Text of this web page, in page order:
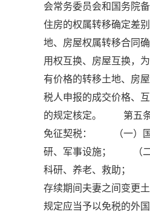
会常务委员会和国务院
住房的权属转移确定
地、房屋权属转移合同
用权互换、房屋互换，
有价格的转移土地、房
税人申报的成交价格、
的规定核定。 第五条
免征契税： （一）国
研、军事设施； （二）
科研、养老、救助；
存续期间夫妻之间变
规定应当予以免税的外